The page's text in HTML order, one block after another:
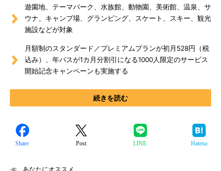
遊園地、テーマパーク、水族館、動物園、美術館、温泉、サ
ウナ、キャンプ場、グランピング、スケート、スキー、観光
施設などが対象
月額制のスタンダード／プレミアムプランが初月528円（税
込み）、年パスが1カ月分割引になる1000人限定のサービス
開始記念キャンペーンも実施する
続きを読む
Share Post LINE Hatena
あなたにオススメ